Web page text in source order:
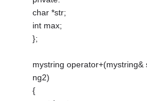
char *str;
int max;
};
mystring operator+(mystring&
ng2)
{